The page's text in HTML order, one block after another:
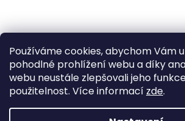
Používáme cookies, abychom Vám
pohodlné prohlížení webu a díky
webu neustále zlepšovali jeho
použitelnost. Více informací zde.
Sledovat na
Facebook